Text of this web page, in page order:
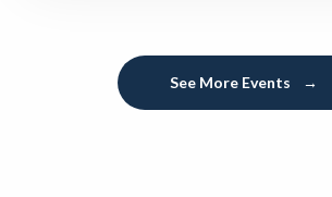
See More Events →